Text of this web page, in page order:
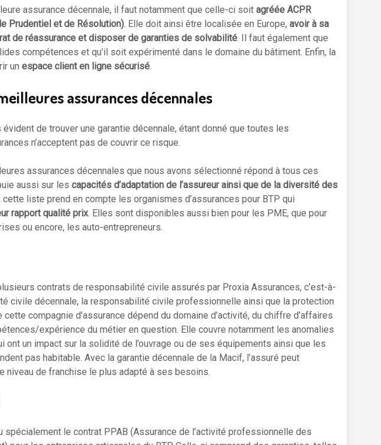
assurance décennale, il faut notamment que celle-ci soit agréée ACPR
Prudentiel et de Résolution). Elle doit ainsi être localisée en Europe, avoir à sa
de réassurance et disposer de garanties de solvabilité. Il faut également que
compétences et qu’il soit expérimenté dans le domaine du bâtiment. Enfin, la
un espace client en ligne sécurisé.
assurances décennales
évident de trouver une garantie décennale, étant donné que toutes les
n’acceptent pas de couvrir ce risque.
assurances décennales que nous avons sélectionné répond à tous ces
aussi sur les capacités d’adaptation de l’assureur ainsi que de la diversité des
cette liste prend en compte les organismes d’assurances pour BTP qui
rapport qualité prix. Elles sont disponibles aussi bien pour les PME, que pour
ou encore, les auto-entrepreneurs.
contrats de responsabilité civile assurés par Proxia Assurances, c’est-à-
civile décennale, la responsabilité civile professionnelle ainsi que la protection
compagnie d’assurance dépend du domaine d’activité, du chiffre d’affaires
expérience du métier en question. Elle couvre notamment les anomalies
ont un impact sur la solidité de l’ouvrage ou de ses équipements ainsi que les
pas habitable. Avec la garantie décennale de la Macif, l’assuré peut
niveau de franchise le plus adapté à ses besoins.
spécialement le contrat PPAB (Assurance de l’activité professionnelle des